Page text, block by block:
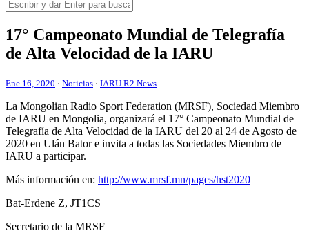
17° Campeonato Mundial de Telegrafía
de Alta Velocidad de la IARU
Ene 16, 2020 · Noticias · IARU R2 News
La Mongolian Radio Sport Federation (MRSF), Sociedad Miembro
de IARU en Mongolia, organizará el 17° Campeonato Mundial de
Telegrafía de Alta Velocidad de la IARU del 20 al 24 de Agosto de
2020 en Ulán Bator e invita a todas las Sociedades Miembro de
IARU a participar.
Más información en: http://​www​.mrsf​.mn/​p​a​g​e​s​/​h​s​t​2​020
Bat-Erdene Z, JT1CS
Secretario de la MRSF